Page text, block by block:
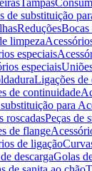
Tampas
de substituição
ReduçõesBocas
limpeza
especiais
especiais
Ligações de
de continuidade
para
roscadasPeças de
de flange
de ligação
descargaGolas